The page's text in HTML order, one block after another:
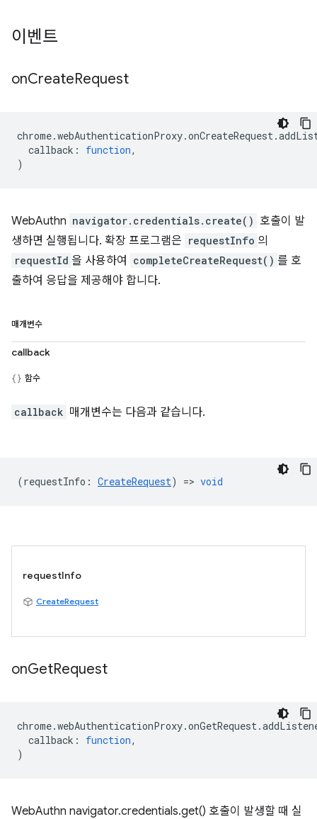
이벤트
onCreateRequest
chrome.webAuthenticationProxy.onCreateRequest.
callback : function,
)
WebAuthn navigator.credentials.create() 호출이 발
생하면 실행됩니다. 확장 프로그램은 requestInfo 의
requestId 을 사용하여 completeCreateRequest() 를 호
출하여 응답을 제공해야 합니다.
매개변수
callback
함수
callback 매개변수는 다음과 같습니다.
(requestInfo : CreateRequest) => void
requestInfo
CreateRequest
onGetRequest
chrome.webAuthenticationProxy.onGetRequest.
callback : function,
)
WebAuthn navigator.credentials.get() 호출이 발생할 때 실